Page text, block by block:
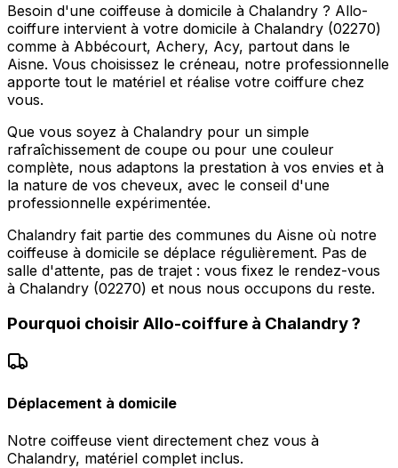
Besoin d'une coiffeuse à domicile à Chalandry ? Allo-
coiffure intervient à votre domicile à Chalandry (02270)
comme à Abbécourt, Achery, Acy, partout dans le
Aisne. Vous choisissez le créneau, notre professionnelle
apporte tout le matériel et réalise votre coiffure chez
vous.
Que vous soyez à Chalandry pour un simple
rafraîchissement de coupe ou pour une couleur
complète, nous adaptons la prestation à vos envies et à
la nature de vos cheveux, avec le conseil d'une
professionnelle expérimentée.
Chalandry fait partie des communes du Aisne où notre
coiffeuse à domicile se déplace régulièrement. Pas de
salle d'attente, pas de trajet : vous fixez le rendez-vous
à Chalandry (02270) et nous nous occupons du reste.
Pourquoi choisir Allo-coiffure à Chalandry?
Déplacement à domicile
Notre coiffeuse vient directement chez vous à
Chalandry, matériel complet inclus.